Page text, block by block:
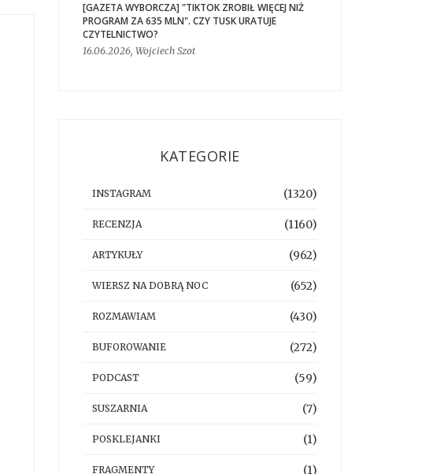
[GAZETA WYBORCZA] "TIKTOK ZROBIŁ WIĘCEJ NIŻ
PROGRAM ZA 635 MLN". CZY TUSK URATUJE
CZYTELNICTWO?
16.06.2026, Wojciech Szot
KATEGORIE
INSTAGRAM (1320)
RECENZJA (1160)
ARTYKUŁY (962)
WIERSZ NA DOBRĄ NOC (652)
ROZMAWIAM (430)
BUFOROWANIE (272)
PODCAST (59)
SUSZARNIA (7)
POSKLEJANKI (1)
FRAGMENTY (1)